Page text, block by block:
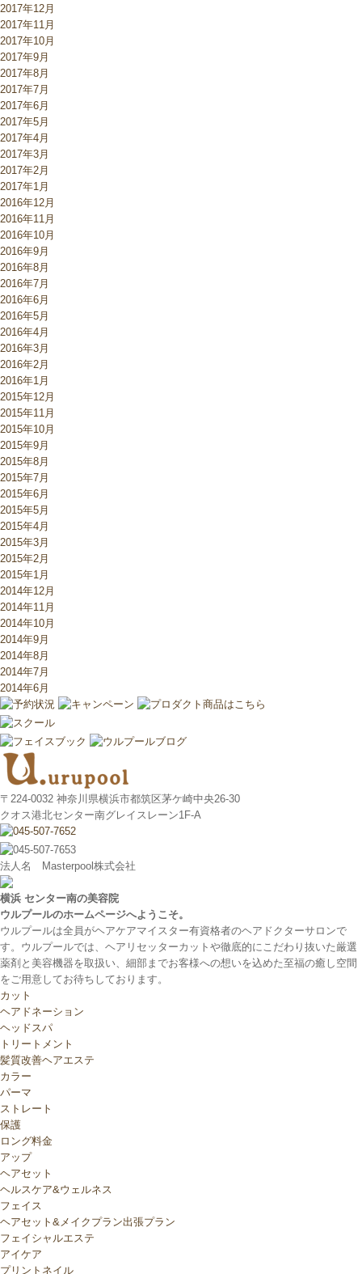
2017年12月
2017年11月
2017年10月
2017年9月
2017年8月
2017年7月
2017年6月
2017年5月
2017年4月
2017年3月
2017年2月
2017年1月
2016年12月
2016年11月
2016年10月
2016年9月
2016年8月
2016年7月
2016年6月
2016年5月
2016年4月
2016年3月
2016年2月
2016年1月
2015年12月
2015年11月
2015年10月
2015年9月
2015年8月
2015年7月
2015年6月
2015年5月
2015年4月
2015年3月
2015年2月
2015年1月
2014年12月
2014年11月
2014年10月
2014年9月
2014年8月
2014年7月
2014年6月
〒224-0032 神奈川県横浜市都筑区茅ケ崎中央26-30
クオス港北センター南グレイスレーン1F‐A
法人名 Masterpool株式会社
横浜 センター南の美容院
ウルプールのホームページへようこそ。
ウルプールは全員がヘアケアマイスター有資格者のヘアドクターサロンで
す。ウルプールでは、ヘアリセッターカットや徹底的にこだわり抜いた厳選
薬剤と美容機器を取扱い、細部までお客様への想いを込めた至福の癒し空間
をご用意してお待ちしております。
カット
ヘアドネーション
ヘッドスパ
トリートメント
髪質改善ヘアエステ
カラー
パーマ
ストレート
保護
ロング料金
アップ
ヘアセット
ヘルスケア&ウェルネス
フェイス
ヘアセット&メイクプラン出張プラン
フェイシャルエステ
アイケア
プリントネイル